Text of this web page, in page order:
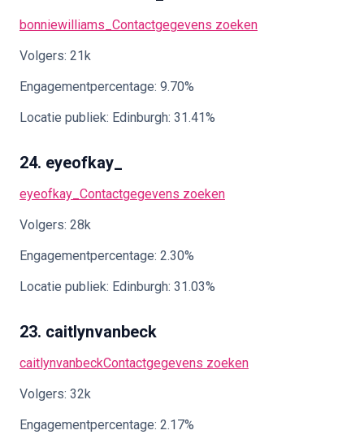
bonniewilliams_ Contactgegevens zoeken
Volgers: 21k
Engagementpercentage: 9.70%
Locatie publiek: Edinburgh: 31.41%
24. eyeofkay_
eyeofkay_ Contactgegevens zoeken
Volgers: 28k
Engagementpercentage: 2.30%
Locatie publiek: Edinburgh: 31.03%
23. caitlynvanbeck
caitlynvanbeckContactgegevens zoeken
Volgers: 32k
Engagementpercentage: 2.17%